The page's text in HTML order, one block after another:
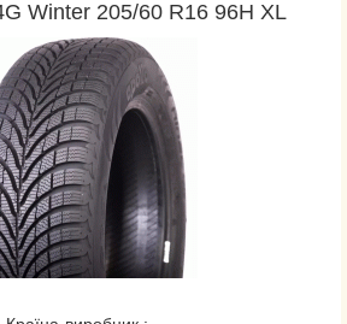
Winter 205/60 R16 96H XL